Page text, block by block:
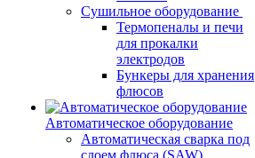
Сушильное оборудование
Термопеналы и печи
для прокалки
электродов
Бункеры для хранения
флюсов
Автоматическое оборудование
Автоматическая сварка под
слоем флюса (SAW)